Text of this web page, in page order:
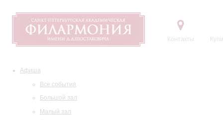
Контакты
Афиша
Все события
Большой зал
Малый зал